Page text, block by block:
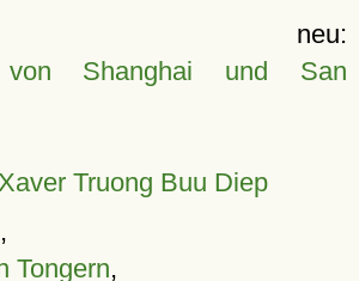
neu:
von Shanghai und San
Truong Buu Diep
,
Tongern,